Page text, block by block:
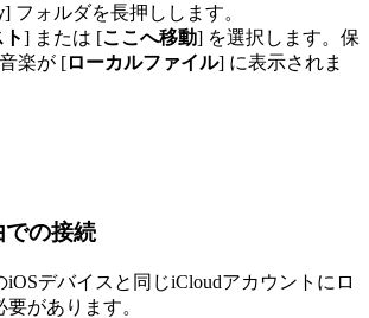
] フォルダを長押しします。
] または [ここへ移動] を選択します。保
楽が [ローカルファイル] に表示されま
の接続
iOSデバイスと同じiCloudアカウントにロ
があります。